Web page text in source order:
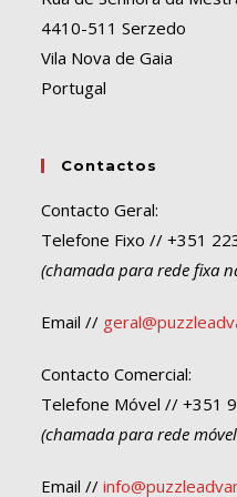
4410-511 Serzedo
Vila Nova de Gaia
Portugal
Contactos
Contacto Geral:
Telefone Fixo // +351
(chamada para rede fixa
Email //
Contacto Comercial:
Telefone Móvel // +351
(chamada para rede
Email //